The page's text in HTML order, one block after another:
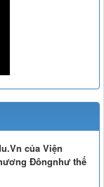
của Viện
Đôngnhư thế